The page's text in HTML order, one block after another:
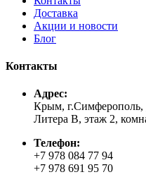
Доставка
Акции и новости
Блог
Контакты
Адрес:
Крым, г.Симферополь,
Литера В, этаж 2,
Телефон:
+7 978 084 77 94
+7 978 691 95 70